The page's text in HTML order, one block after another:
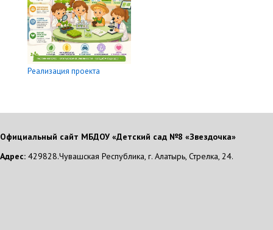
Реализация проекта
Официальный сайт МБДОУ «Детский сад №8 «Звездочка»
Адрес: 429828.Чувашская Республика, г. Алатырь, Стрелка, 24.